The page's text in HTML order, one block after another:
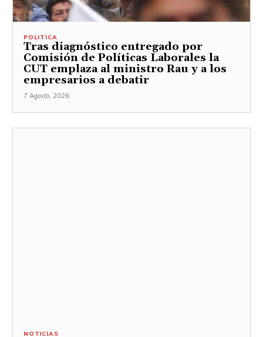
POLITICA
Tras diagnóstico entregado por
Comisión de Políticas Laborales la
CUT emplaza al ministro Rau y a los
empresarios a debatir
7 Agosto, 2026
NOTICIAS